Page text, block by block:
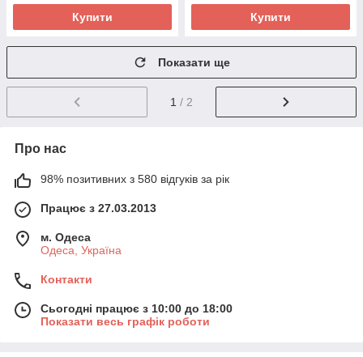
Купити Купити
Показати ще
1 / 2
Про нас
98% позитивних з 580 відгуків за рік
Працює з 27.03.2013
м. Одеса
Одеса, Україна
Контакти
Сьогодні працює з 10:00 до 18:00
Показати весь графік роботи